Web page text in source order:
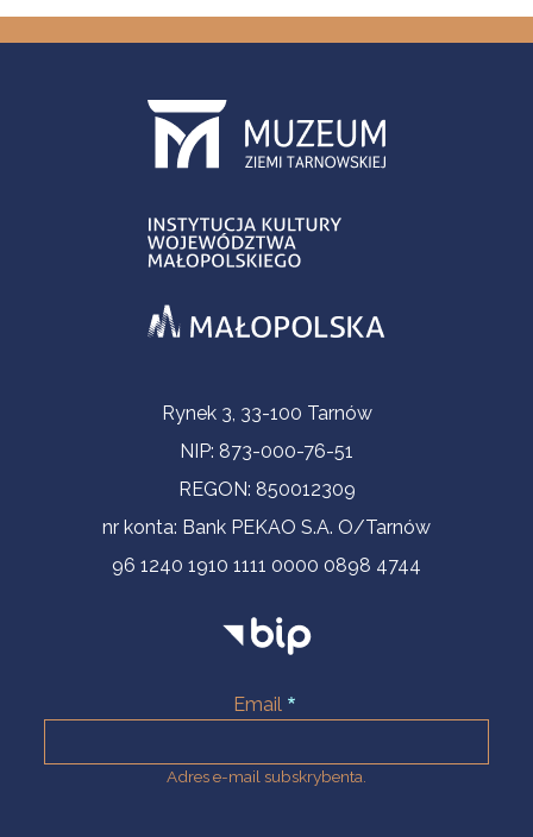
Informacje kontaktoweRynek 3, 33-100 Tarnów
NIP: 873-000-76-51
REGON: 850012309
nr konta: Bank PEKAO S.A. O/Tarnów
96 1240 1910 1111 0000 0898 4744
Email
Adres e-mail subskrybenta.